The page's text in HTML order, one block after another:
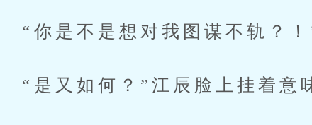
“你是不是想对我图谋不轨？！
“是又如何？”江辰脸上挂着意